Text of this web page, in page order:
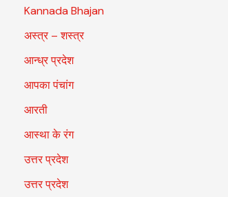
Kannada Bhajan
अस्त्र – शस्त्र
आन्ध्र प्रदेश
आपका पंचांग
आरती
आस्था के रंग
उत्तर प्रदेश
उत्तर प्रदेश